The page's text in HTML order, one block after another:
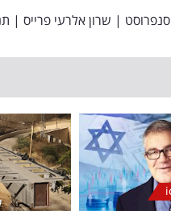
סנפרוסט | שרון אלרעי פרייס |